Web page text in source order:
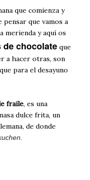
que comienza y
pensar que vamos a
merienda y aquí os
de chocolate que
a hacer otras, son
para el desayuno
fraile, es una
dulce frita, un
de donde